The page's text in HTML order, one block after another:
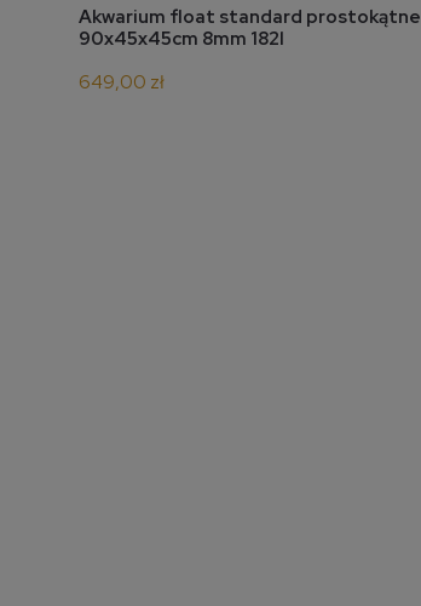
do koszyka
Akwarium float standard prostokątne
90x45x45cm 8mm 182l
649,00 zł